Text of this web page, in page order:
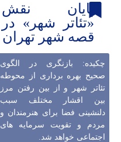
پایان نقش
«تئاتر شهر» در
قصه شهر تهران
چکیده: بازنگری در الگوی
صحیح بهره برداری از محوطه
تئاتر شهر و از بین رفتن مرز
بین اقشار مختلف سبب
دلنشینی فضا برای هنرمندان و
مردم و تقویت سرمایه های
اجتماعی خواهد شد.